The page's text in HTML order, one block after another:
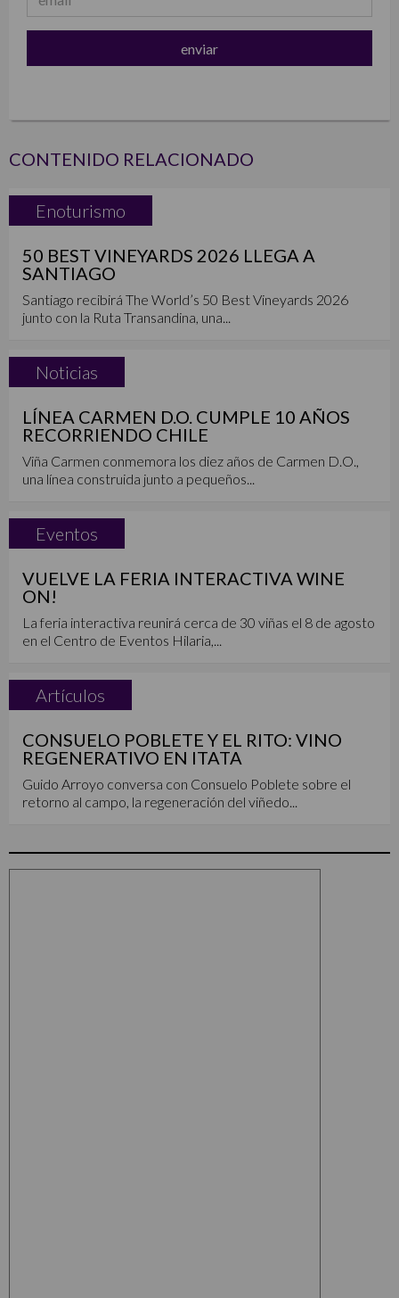
CONTENIDO RELACIONADO
Enoturismo
50 BEST VINEYARDS 2026 LLEGA A
SANTIAGO
Santiago recibirá The World’s 50 Best Vineyards 2026
junto con la Ruta Transandina, una...
Noticias
LÍNEA CARMEN D.O. CUMPLE 10 AÑOS
RECORRIENDO CHILE
Viña Carmen conmemora los diez años de Carmen D.O.,
una línea construida junto a pequeños...
Eventos
VUELVE LA FERIA INTERACTIVA WINE
ON!
La feria interactiva reunirá cerca de 30 viñas el 8 de agosto
en el Centro de Eventos Hilaria,...
Artículos
CONSUELO POBLETE Y EL RITO: VINO
REGENERATIVO EN ITATA
Guido Arroyo conversa con Consuelo Poblete sobre el
retorno al campo, la regeneración del viñedo...